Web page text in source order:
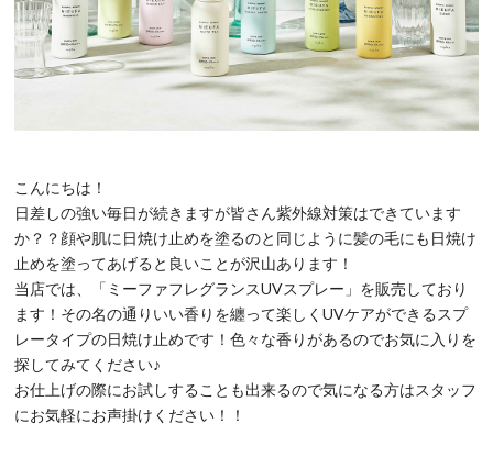
こんにちは！
日差しの強い毎日が続きますが皆さん紫外線対策はできています
か？？顔や肌に日焼け止めを塗るのと同じように髪の毛にも日焼け
止めを塗ってあげると良いことが沢山あります！
当店では、「ミーファフレグランスUVスプレー」を販売しており
ます！その名の通りいい香りを纏って楽しくUVケアができるスプ
レータイプの日焼け止めです！色々な香りがあるのでお気に入りを
探してみてください♪
お仕上げの際にお試しすることも出来るので気になる方はスタッフ
にお気軽にお声掛けください！！